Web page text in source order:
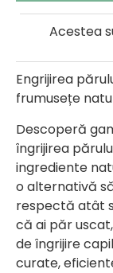
Acestea
Engrijirea
frumusețe
Descoperă
îngrijirea
ingrediente
o alternativă
respectă atât
că ai păr
de îngrijire
curate,